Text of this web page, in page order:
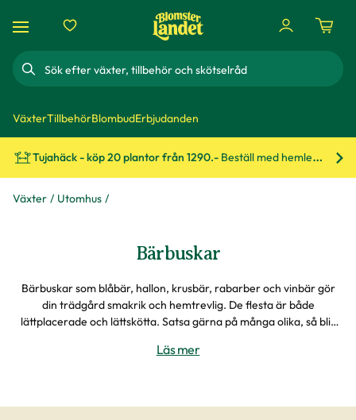
Sök
VäxterTillbehörBlombudErbjudanden
Tujahäck - köp 20 plantor från 1290.- Beställ med hemleverans!
Växter Utomhus
Bärbuskar
Bärbuskar som blåbär, hallon, krusbär, rabarber och vinbär gör
din trädgård smakrik och hemtrevlig. De flesta är både
lättplacerade och lättskötta. Satsa gärna på många olika, så blir
Läs mer